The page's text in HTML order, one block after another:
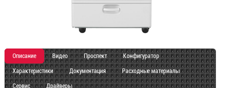
Описание Видео Проспект Конфигуратор
Характеристики Документация Расходные материалы
Сервис Драйверы